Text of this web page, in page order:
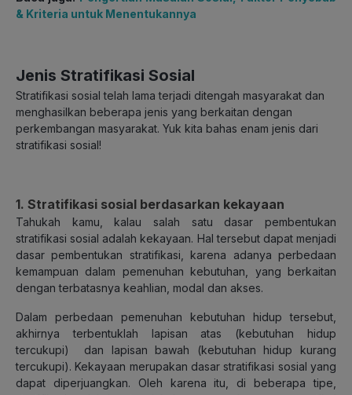
& Kriteria untuk Menentukannya
Jenis Stratifikasi Sosial
Stratifikasi sosial telah lama terjadi ditengah masyarakat dan
menghasilkan beberapa jenis yang berkaitan dengan
perkembangan masyarakat. Yuk kita bahas enam jenis dari
stratifikasi sosial!
1. Stratifikasi sosial berdasarkan kekayaan
Tahukah kamu, kalau salah satu dasar pembentukan
stratifikasi sosial adalah kekayaan. Hal tersebut dapat menjadi
dasar pembentukan stratifikasi, karena adanya perbedaan
kemampuan dalam pemenuhan kebutuhan, yang berkaitan
dengan terbatasnya keahlian, modal dan akses.
Dalam perbedaan pemenuhan kebutuhan hidup tersebut,
akhirnya terbentuklah lapisan atas (kebutuhan hidup
tercukupi) dan lapisan bawah (kebutuhan hidup kurang
tercukupi). Kekayaan merupakan dasar stratifikasi sosial yang
dapat diperjuangkan. Oleh karena itu, di beberapa tipe,